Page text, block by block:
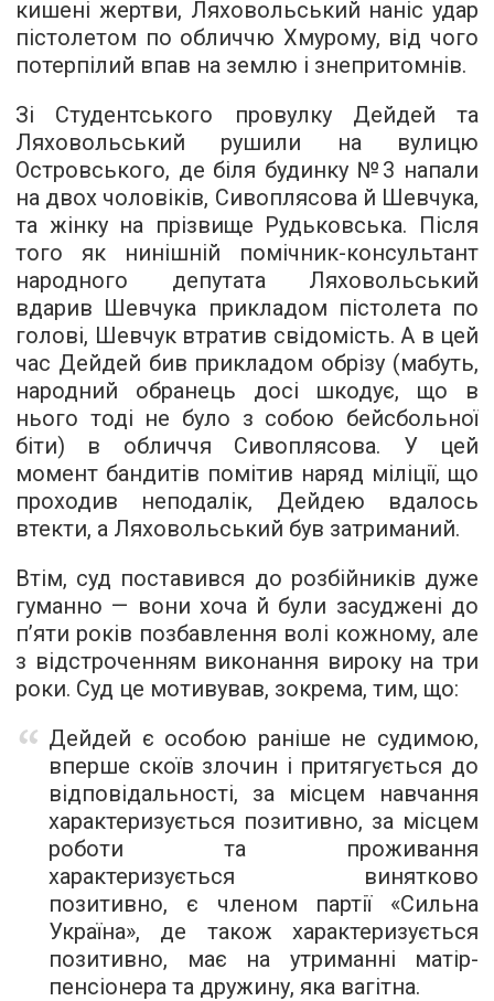
кишені жертви, Ляховольський наніс удар
пістолетом по обличчю Хмурому, від чого
потерпілий впав на землю і знепритомнів.
Зі Студентського провулку Дейдей та
Ляховольський рушили на вулицю
Островського, де біля будинку №3 напали
на двох чоловіків, Сивоплясова й Шевчука,
та жінку на прізвище Рудьковська. Після
того як нинішній помічник-консультант
народного депутата Ляховольський
вдарив Шевчука прикладом пістолета по
голові, Шевчук втратив свідомість. А в цей
час Дейдей бив прикладом обрізу (мабуть,
народний обранець досі шкодує, що в
нього тоді не було з собою бейсбольної
біти) в обличчя Сивоплясова. У цей
момент бандитів помітив наряд міліції, що
проходив неподалік, Дейдею вдалось
втекти, а Ляховольський був затриманий.
Втім, суд поставився до розбійників дуже
гуманно — вони хоча й були засуджені до
п’яти років позбавлення волі кожному, але
з відстроченням виконання вироку на три
роки. Суд це мотивував, зокрема, тим, що:
Дейдей є особою раніше не судимою,
вперше скоїв злочин і притягується до
відповідальності, за місцем навчання
характеризується позитивно, за місцем
роботи та проживання
характеризується винятково
позитивно, є членом партії «Сильна
Україна», де також характеризується
позитивно, має на утриманні матір-
пенсіонера та дружину, яка вагітна.